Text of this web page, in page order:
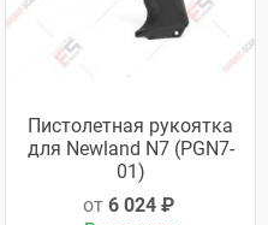
Пистолетная рукоятка
для Newland N7 (PGN7-
01)
от 6 024 ₽